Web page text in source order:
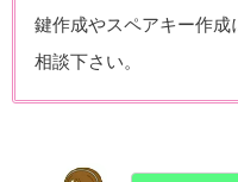
鍵作成やスペアキー作
相談下さい。